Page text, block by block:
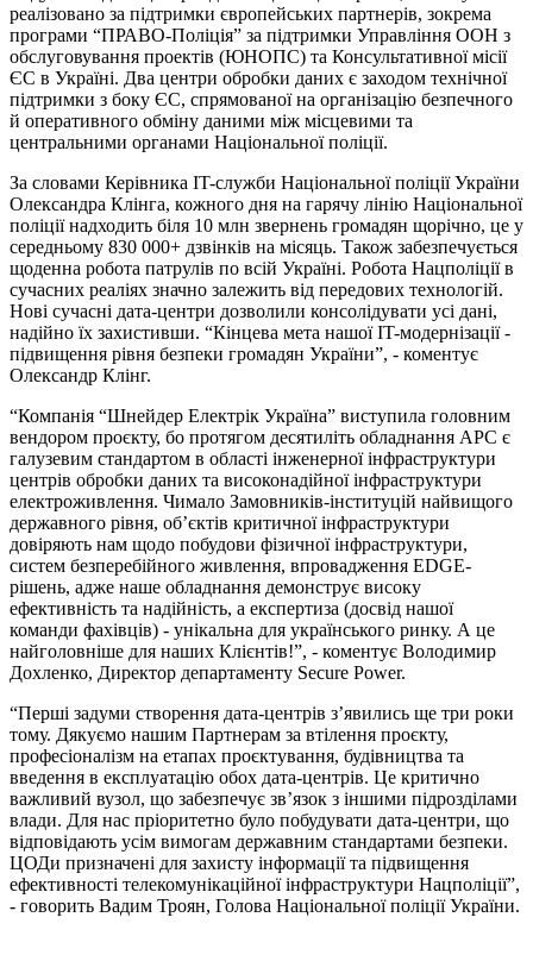
реалізовано за підтримки європейських партнерів, зокрема
програми “ПРАВО-Поліція” за підтримки Управління ООН з
обслуговування проектів (ЮНОПС) та Консультативної місії
ЄС в Україні. Два центри обробки даних є заходом технічної
підтримки з боку ЄС, спрямованої на організацію безпечного
й оперативного обміну даними між місцевими та
центральними органами Національної поліції.
За словами Керівника IT-служби Національної поліції України
Олександра Клінга, кожного дня на гарячу лінію Національної
поліції надходить біля 10 млн звернень громадян щорічно, це у
середньому 830 000+ дзвінків на місяць. Також забезпечується
щоденна робота патрулів по всій Україні. Робота Нацполіції в
сучасних реаліях значно залежить від передових технологій.
Нові сучасні дата-центри дозволили консолідувати усі дані,
надійно їх захистивши. “Кінцева мета нашої IT-модернізації -
підвищення рівня безпеки громадян України”, - коментує
Олександр Клінг.
“Компанія “Шнейдер Електрік Україна” виступила головним
вендором проєкту, бо протягом десятиліть обладнання APC є
галузевим стандартом в області інженерної інфраструктури
центрів обробки даних та високонадійної інфраструктури
електроживлення. Чимало Замовників-інституцій найвищого
державного рівня, об’єктів критичної інфраструктури
довіряють нам щодо побудови фізичної інфраструктури,
систем безперебійного живлення, впровадження EDGE-
рішень, адже наше обладнання демонструє високу
ефективність та надійність, а експертиза (досвід нашої
команди фахівців) - унікальна для українського ринку. А це
найголовніше для наших Клієнтів!”, - коментує Володимир
Дохленко, Директор департаменту Secure Power.
“Перші задуми створення дата-центрів з’явились ще три роки
тому. Дякуємо нашим Партнерам за втілення проєкту,
професіоналізм на етапах проєктування, будівництва та
введення в експлуатацію обох дата-центрів. Це критично
важливий вузол, що забезпечує зв’язок з іншими підрозділами
влади. Для нас пріоритетно було побудувати дата-центри, що
відповідають усім вимогам державним стандартами безпеки.
ЦОДи призначені для захисту інформації та підвищення
ефективності телекомунікаційної інфраструктури Нацполіції”,
- говорить Вадим Троян, Голова Національної поліції України.